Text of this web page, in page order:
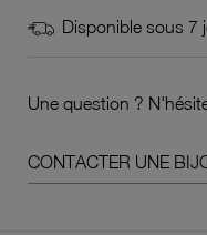
Disponible sous 7
Une question ?
CONTACTER UNE